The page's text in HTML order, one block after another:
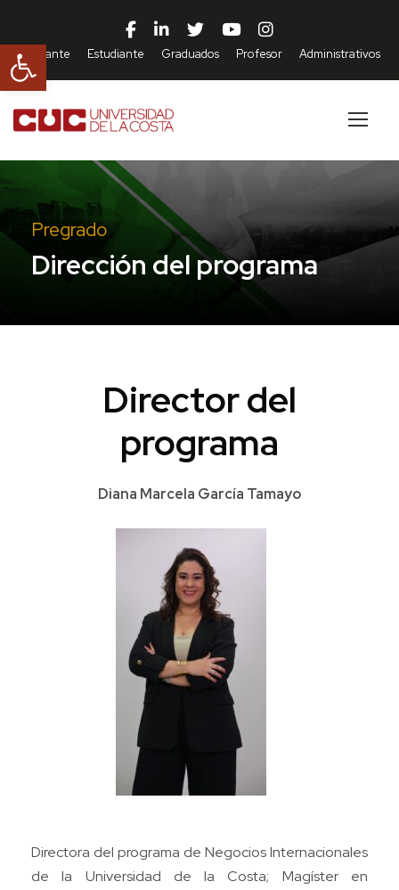
Abrir barra de herramientas
Aspirante Estudiante Graduados Profesor Administrativos
Pregrado
Dirección del programa
Director del
programa
Diana Marcela García Tamayo
Directora del programa de Negocios Internacionales
de la Universidad de la Costa; Magíster en